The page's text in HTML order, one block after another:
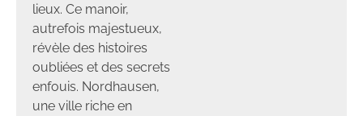
lieux. Ce manoir,
autrefois majestueux,
révèle des histoires
oubliées et des secrets
enfouis. Nordhausen,
une ville riche en